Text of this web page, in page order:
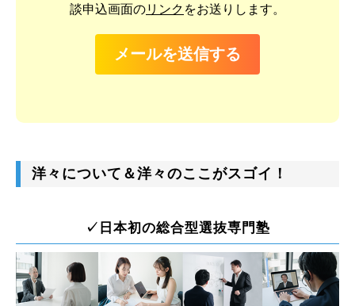
談申込画面のリンク をお送りします。
メールを送信する
洋々について＆洋々のここがスゴイ！
✓日本初の総合型選抜専門塾